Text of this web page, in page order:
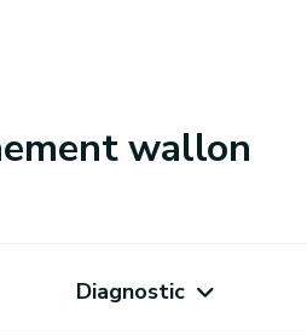
wallon
Diagnostic